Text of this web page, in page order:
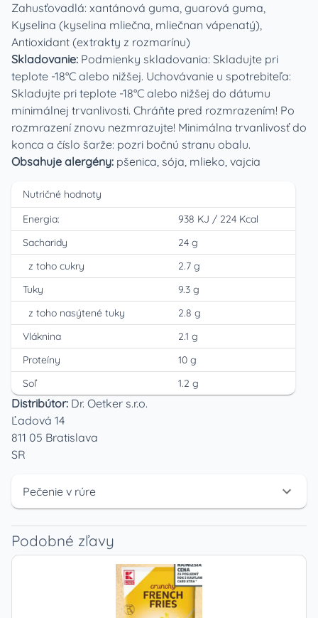
Zahusťovadlá: xantánová guma, guarová guma,
Kyselina (kyselina mliečna, mliečnan vápenatý),
Antioxidant (extrakty z rozmarínu)
Skladovanie: Podmienky skladovania: Skladujte pri
teplote -18°C alebo nižšej. Uchovávanie u spotrebiteľa:
Skladujte pri teplote -18°C alebo nižšej do dátumu
minimálnej trvanlivosti. Chráňte pred rozmrazením! Po
rozmrazení znovu nezmrazujte! Minimálna trvanlivosť do
konca a číslo šarže: pozri bočnú stranu obalu.
Obsahuje alergény: pšenica, sója, mlieko, vajcia
Nutričné hodnoty
Energia:
938 KJ / 224 Kcal
Sacharidy
24 g
z toho cukry
2.7 g
Tuky
9.3 g
z toho nasýtené tuky
2.8 g
Vláknina
2.1 g
Proteíny
10 g
Soľ
1.2 g
Distribútor: Dr. Oetker s.r.o.
Ľadová 14
811 05 Bratislava
SR
Pečenie v rúre
Podobné zľavy